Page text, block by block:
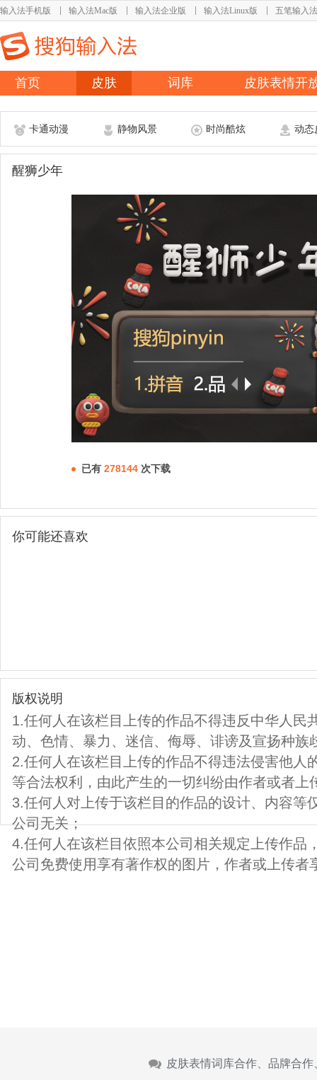
输入法手机版 输入法Mac版 输入法企业版 输入法Linux版 五笔输入法
首页 皮肤 词库 皮肤表情开
卡通动漫 静物风景 时尚酷炫 动态
醒狮少年
已有 278144 次下载
你可能还喜欢
版权说明
1.任何人在该栏目上传的作品不得违反中华人民
动、色情、暴力、迷信、侮辱、诽谤及宣扬种族
2.任何人在该栏目上传的作品不得违法侵害他人
等合法权利，由此产生的一切纠纷由作者或者上
3.任何人对上传于该栏目的作品的设计、内容等
公司无关；
4.任何人在该栏目依照本公司相关规定上传作品
公司免费使用享有著作权的图片，作者或上传者
皮肤表情词库合作、品牌合